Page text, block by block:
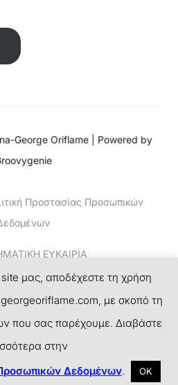
George Oriflame | Powered by
Προστασίας Προσωπικών
ΕΥΚΑΙΡΙΑ
ΤΟ ΝΕΟ SUCCESS PLAN
n
s
w
i
i
n
μας, αποδέχεστε τη χρήση
με σκοπό τη
που σας παρέχουμε. Διαβάστε
στην
Δεδομένων. ΟΚ